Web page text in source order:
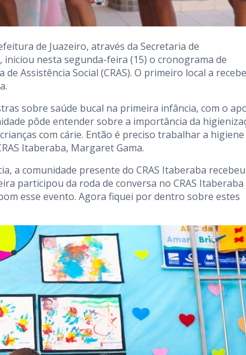
de Juazeiro, através da Secretaria de
iniciou nesta segunda-feira (15) o cronograma de
Assistência Social (CRAS). O primeiro local a
sobre saúde bucal na primeira infância, com o
pôde entender sobre a importância da
com cárie. Então é preciso trabalhar a higiene
Itaberaba, Margaret Gama.
a comunidade presente do CRAS Itaberaba recebeu
participou da roda de conversa no CRAS Itaberaba
esse evento. Agora fiquei por dentro sobre estes